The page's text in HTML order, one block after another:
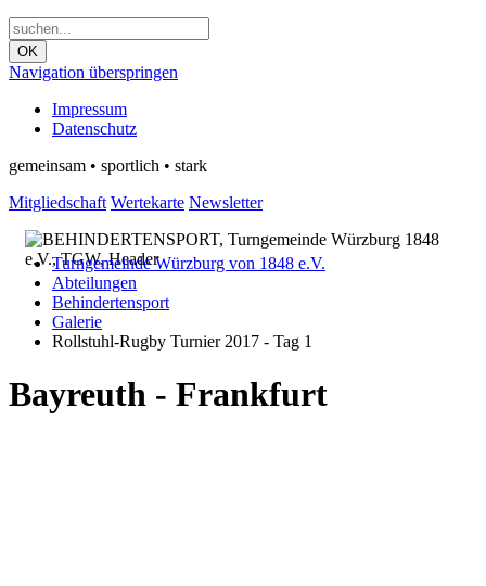
OK
Navigation überspringen
Impressum
Datenschutz
gemeinsam • sportlich • stark
Mitgliedschaft Wertekarte Newsletter
Turngemeinde Würzburg von 1848 e.V.
Abteilungen
Behindertensport
Galerie
Rollstuhl-Rugby Turnier 2017 - Tag 1
Bayreuth - Frankfurt